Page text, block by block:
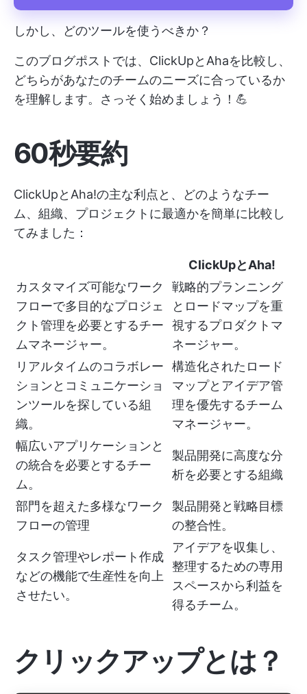
しかし、どのツールを使うべきか？
このブログポストでは、ClickUpとAhaを比較し、
どちらがあなたのチームのニーズに合っているか
を理解します。さっそく始めましょう！💪
60秒要約
ClickUpとAha!の主な利点と、どのようなチー
ム、組織、プロジェクトに最適かを簡単に比較し
てみました：
ClickUpとAha!
カスタマイズ可能なワーク
フローで多目的なプロジェ
クト管理を必要とするチー
ムマネージャー。
戦略的プランニング
とロードマップを重
視するプロダクトマ
ネージャー。
リアルタイムのコラボレー
ションとコミュニケーショ
ンツールを探している組
織。
構造化されたロード
マップとアイデア管
理を優先するチーム
マネージャー。
幅広いアプリケーションと
の統合を必要とするチー
ム。
製品開発に高度な分
析を必要とする組織
部門を超えた多様なワーク
フローの管理
製品開発と戦略目標
の整合性。
タスク管理やレポート作成
などの機能で生産性を向上
させたい。
アイデアを収集し、
整理するための専用
スペースから利益を
得るチーム。
クリックアップとは？